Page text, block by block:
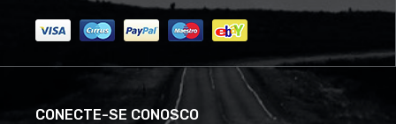
CONECTE-SE CONOSCO